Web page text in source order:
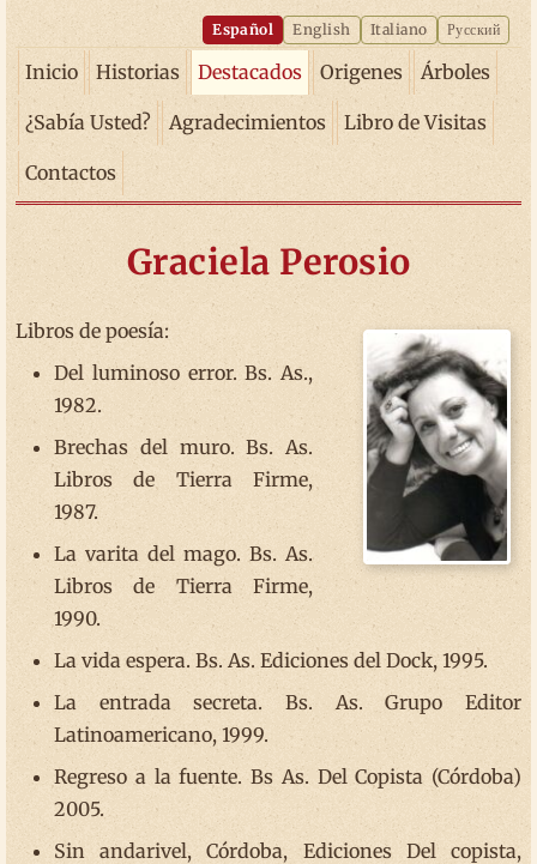
Español English Italiano Русский
Inicio Historias Destacados Origenes Árboles
¿Sabía Usted? Agradecimientos Libro de Visitas
Contactos
Graciela Perosio
Libros de poesía:
Del luminoso error. Bs. As.,
1982.
Brechas del muro. Bs. As.
Libros de Tierra Firme,
1987.
La varita del mago. Bs. As.
Libros de Tierra Firme,
1990.
La vida espera. Bs. As. Ediciones del Dock, 1995.
La entrada secreta. Bs. As. Grupo Editor
Latinoamericano, 1999.
Regreso a la fuente. Bs As. Del Copista (Córdoba)
2005.
Sin andarivel, Córdoba, Ediciones Del copista,